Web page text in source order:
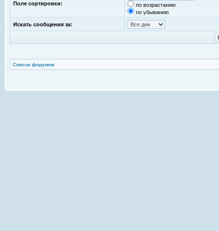
Поле сортировки:
по возрастанию
по убыванию
Искать сообщения за:
Список форумов